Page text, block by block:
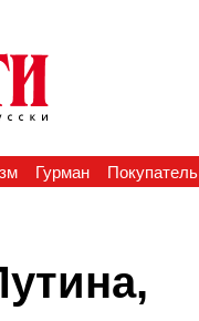
Гурман Покупатель